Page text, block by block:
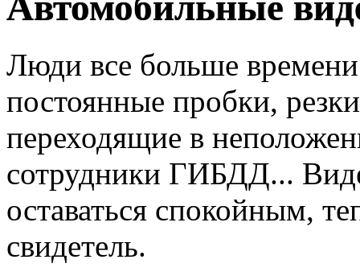
Люди все больше
постоянные пробки,
переходящие в
сотрудники ГИБДД...
оставаться спокойным,
свидетель.